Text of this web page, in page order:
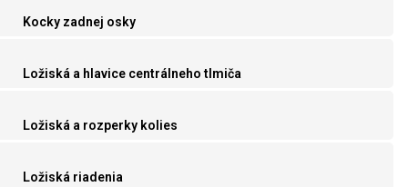
Kocky zadnej osky
Ložiská a hlavice centrálneho tlmiča
Ložiská a rozperky kolies
Ložiská riadenia